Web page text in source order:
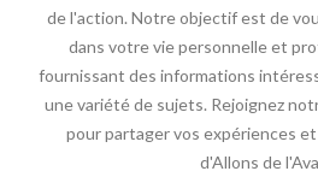
de l'action. Notre objectif est de
dans votre vie personnelle et
fournissant des informations
une variété de sujets. Rejoignez
pour partager vos expériences
d'Allons de